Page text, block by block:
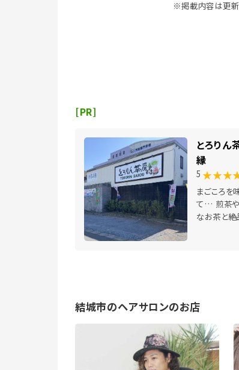
※掲載内容は更新
[PR]
とろりん
縁
5
まごころを
て… 煎茶
なお茶と絶
結城市のヘアサロンのお店